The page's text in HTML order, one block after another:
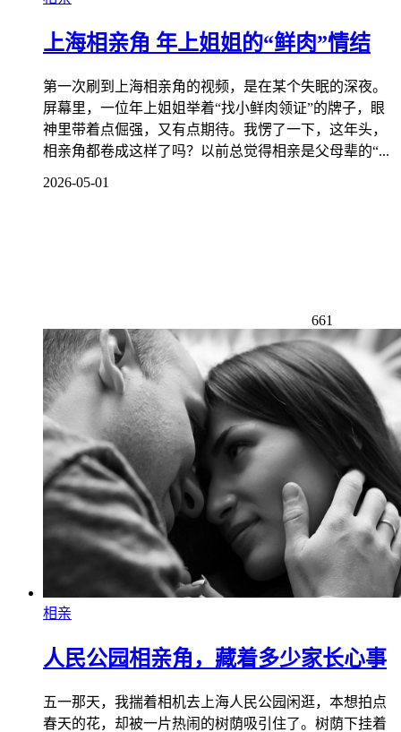
上海相亲角 年上姐姐的“鲜肉”情结
第一次刷到上海相亲角的视频，是在某个失眠的深夜。
屏幕里，一位年上姐姐举着“找小鲜肉领证”的牌子，眼
神里带着点倔强，又有点期待。我愣了一下，这年头，
相亲角都卷成这样了吗？以前总觉得相亲是父母辈的“...
2026-05-01
661
相亲
人民公园相亲角，藏着多少家长心事
五一那天，我揣着相机去上海人民公园闲逛，本想拍点
春天的花，却被一片热闹的树荫吸引住了。树荫下挂着